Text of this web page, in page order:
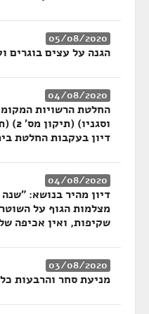
05/08/2020
הגנה על עצים בוגרים
04/08/2020
החלטת הרשויות
דיון בעקבות החלטת
04/08/2020
דיון מהיר בנושא:
מצלמות הגוף על
שקיפות, ואין אכיפה
03/08/2020
מניעת סחר והרבעות